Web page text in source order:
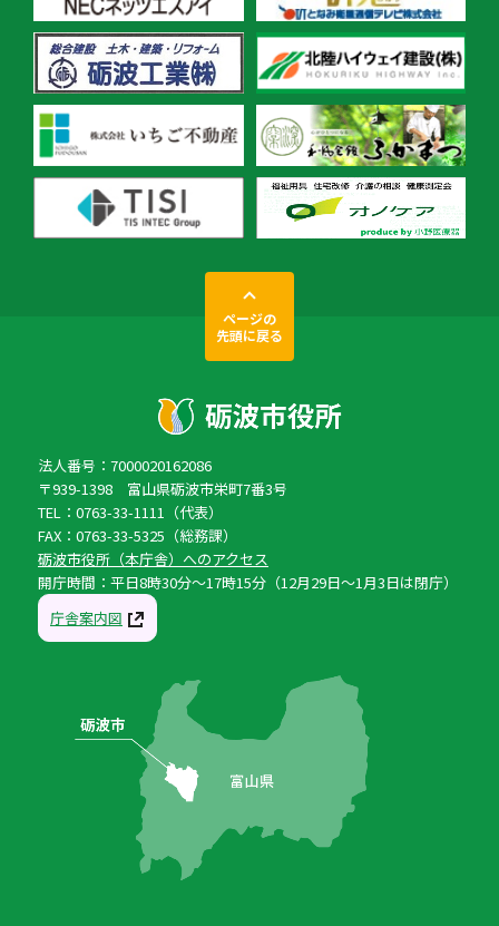
ページの
先頭に戻る
法人番号：7000020162086
〒939-1398 富山県砺波市栄町7番3号
TEL：0763-33-1111（代表）
FAX：0763-33-5325（総務課）
砺波市役所（本庁舎）へのアクセス
開庁時間：平日8時30分〜17時15分（12月29日〜1月3日は閉庁）
庁舎案内図